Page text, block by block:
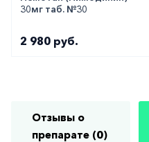
30мг таб. №30
2 980 руб.
Отзывы о
препарате (0)